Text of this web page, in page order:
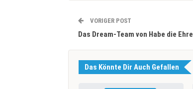
VORIGER POST
Das Dream-Team von Habe die Ehre
Das Könnte Dir Auch Gefallen